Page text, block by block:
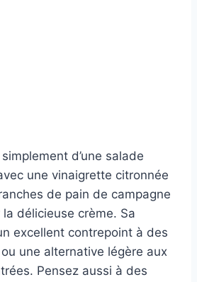
d’une salade
une vinaigrette citronnée
de pain de campagne
délicieuse crème. Sa
excellent contrepoint à des
une alternative légère aux
Pensez aussi à des